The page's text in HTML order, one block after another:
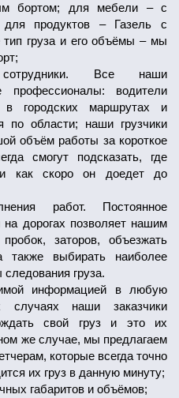
бортом; для мебели – с
продуктов – Газель с
груза и его объёмы – мы
сотрудники. Все наши
профессионалы: водители
в городских маршрутах и
по области; наши грузчики
объём работы за короткое
смогут подсказать, где
как скоро он доедет до
работ. Постоянное
на дорогах позволяет нашим
заторов, объезжать
также выбирать наиболее
груза.
информацией в любую
случаях наши заказчики
свой груз и это их
же случае, мы предлагаем
которые всегда точно
их груз в данную минуту;
габаритов и объёмов;